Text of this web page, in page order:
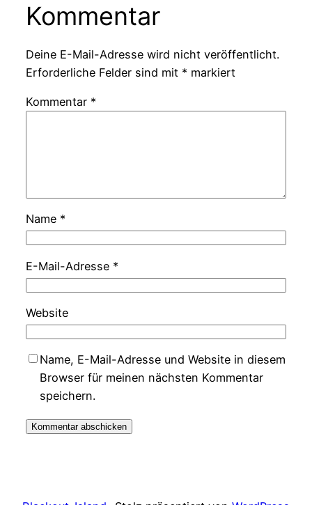
Kommentar
Deine E-Mail-Adresse wird nicht veröffentlicht.
Erforderliche Felder sind mit * markiert
Kommentar *
Name *
E-Mail-Adresse *
Website
Name, E-Mail-Adresse und Website in diesem
Browser für meinen nächsten Kommentar
speichern.